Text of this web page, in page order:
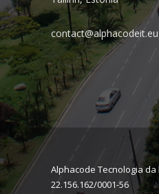
contact@alphacodeit.eu
Alphacode Tecnologia da
22.156.162/0001-56